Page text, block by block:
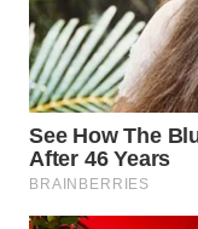
WAHANA
ADVOKAT
WAHANA
INFRASTRUKTUR
WAHANA
KONSUMEN